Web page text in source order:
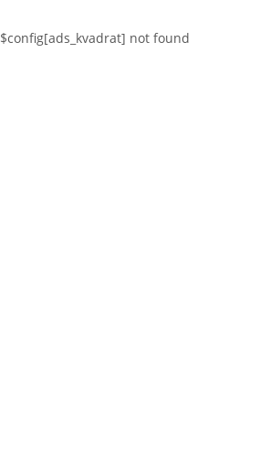
$config[ads_kvadrat] not found